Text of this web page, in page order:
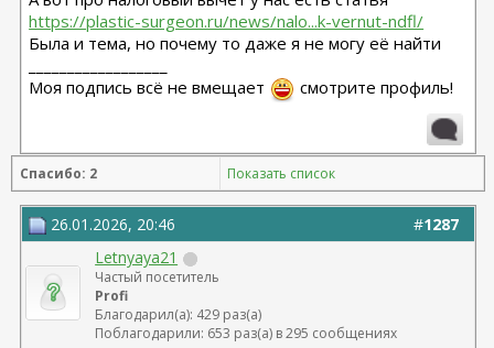
https://plastic-surgeon.ru/news/nalo...k-vernut-ndfl/
Была и тема, но почему то даже я не могу её найти
Моя подпись всё не вмещает
смотрите профиль!
Спасибо: 2 Показать список
#1287
26.01.2026, 20:46
Letnyaya21
Частый посетитель
Profi
Благодарил(а): 429 раз(а)
Поблагодарили: 653 раз(а) в 295 сообщениях